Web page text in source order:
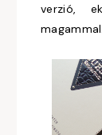
verzió,
magammal.